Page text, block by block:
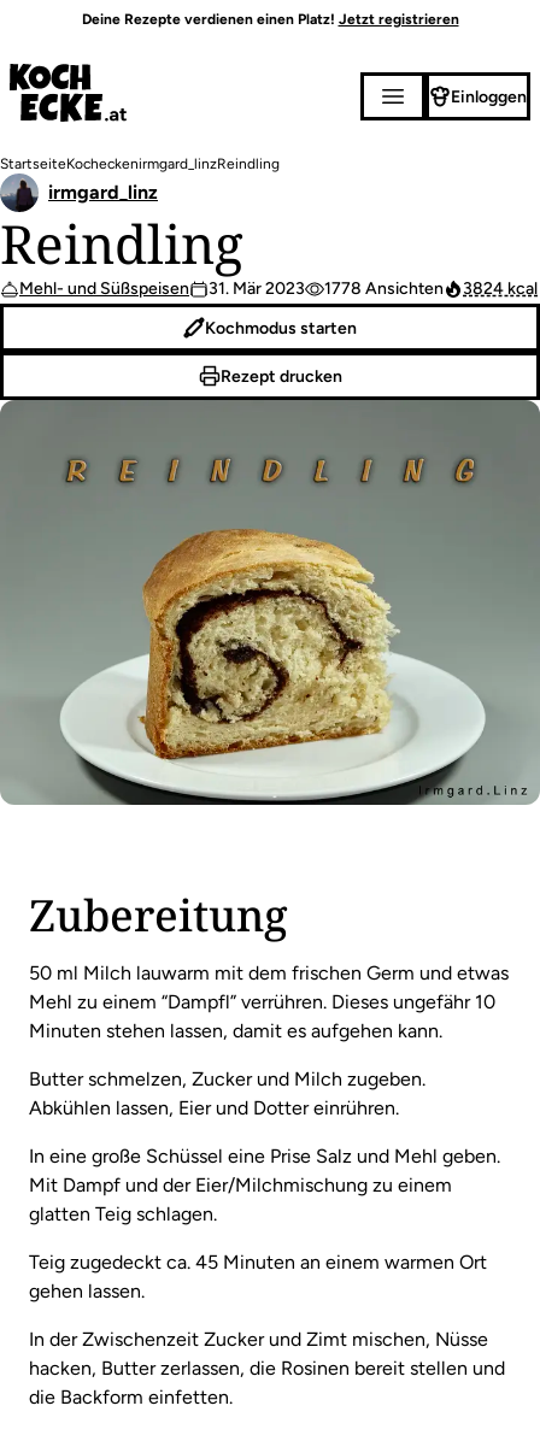
Inhalt
Deine Rezepte verdienen einen Platz! Jetzt registrieren
Einloggen
Pfadnavigation
StartseiteKocheckenirmgard_linzReindling
Reindling
Mehl- und Süßspeisen 31. Mär 2023 1778 Ansichten 3824 kcal
irmgard_linz
Kochmodus starten
Rezept drucken
Zubereitung
50 ml Milch lauwarm mit dem frischen Germ und etwas
Mehl zu einem “Dampfl” verrühren. Dieses ungefähr 10
Minuten stehen lassen, damit es aufgehen kann.
Butter schmelzen, Zucker und Milch zugeben.
Abkühlen lassen, Eier und Dotter einrühren.
In eine große Schüssel eine Prise Salz und Mehl geben.
Mit Dampf und der Eier/Milchmischung zu einem
glatten Teig schlagen.
Teig zugedeckt ca. 45 Minuten an einem warmen Ort
gehen lassen.
In der Zwischenzeit Zucker und Zimt mischen, Nüsse
hacken, Butter zerlassen, die Rosinen bereit stellen und
die Backform einfetten.